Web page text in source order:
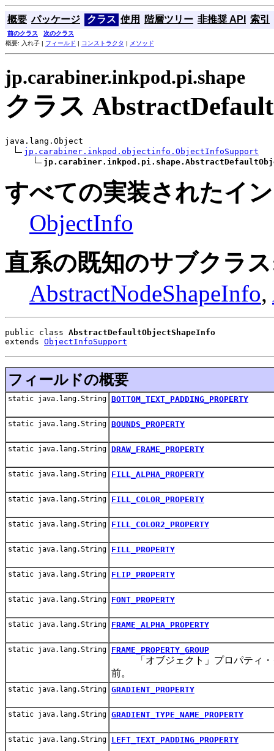
概要 パッケージ クラス 使用 階層ツリー 非推奨 API 索引
前のクラス
次のクラス
概要: 入れ子 | フィールド | コンストラクタ | メソッド
jp.carabiner.inkpod.pi.shape
クラス
java.lang.Object
jp.carabiner.inkpod.objectinfo.ObjectInfoSupport
すべての実装されたイ
ObjectInfo
直系の既知のサブクラ
AbstractNodeShapeInfo,
public class AbstractDefaultObjectShapeInfo
extends ObjectInfoSupport
フィールドの概要
static java.lang.String BOTTOM_TEXT_PADDING_PROPERTY
static java.lang.String BOUNDS_PROPERTY
static java.lang.String DRAW_FRAME_PROPERTY
static java.lang.String FILL_ALPHA_PROPERTY
static java.lang.String FILL_COLOR_PROPERTY
static java.lang.String FILL_COLOR2_PROPERTY
static java.lang.String FILL_PROPERTY
static java.lang.String FLIP_PROPERTY
static java.lang.String FONT_PROPERTY
static java.lang.String FRAME_ALPHA_PROPERTY
static java.lang.String FRAME_PROPERTY_GROUP
「オブジェクト」プロパティ・
前。
static java.lang.String GRADIENT_PROPERTY
static java.lang.String GRADIENT_TYPE_NAME_PROPERTY
static java.lang.String LEFT_TEXT_PADDING_PROPERTY